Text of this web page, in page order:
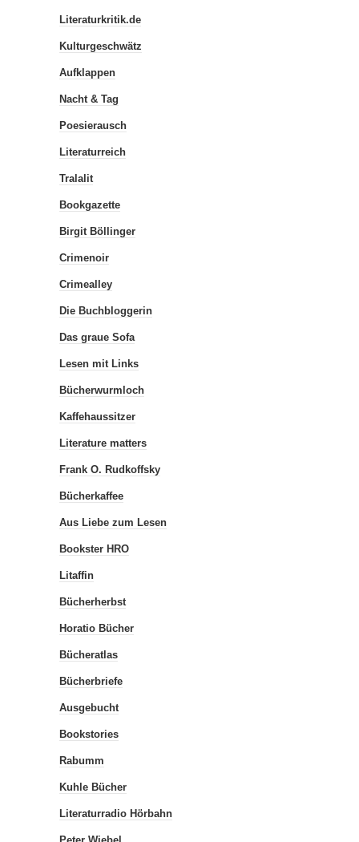
Literaturkritik.de
Kulturgeschwätz
Aufklappen
Nacht & Tag
Poesierausch
Literaturreich
Tralalit
Bookgazette
Birgit Böllinger
Crimenoir
Crimealley
Die Buchbloggerin
Das graue Sofa
Lesen mit Links
Bücherwurmloch
Kaffehaussitzer
Literature matters
Frank O. Rudkoffsky
Bücherkaffee
Aus Liebe zum Lesen
Bookster HRO
Litaffin
Bücherherbst
Horatio Bücher
Bücheratlas
Bücherbriefe
Ausgebucht
Bookstories
Rabumm
Kuhle Bücher
Literaturradio Hörbahn